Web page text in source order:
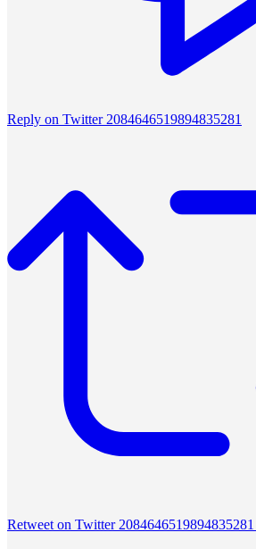
Reply on Twitter 2084646519894835281
Retweet on Twitter 2084646519894835281